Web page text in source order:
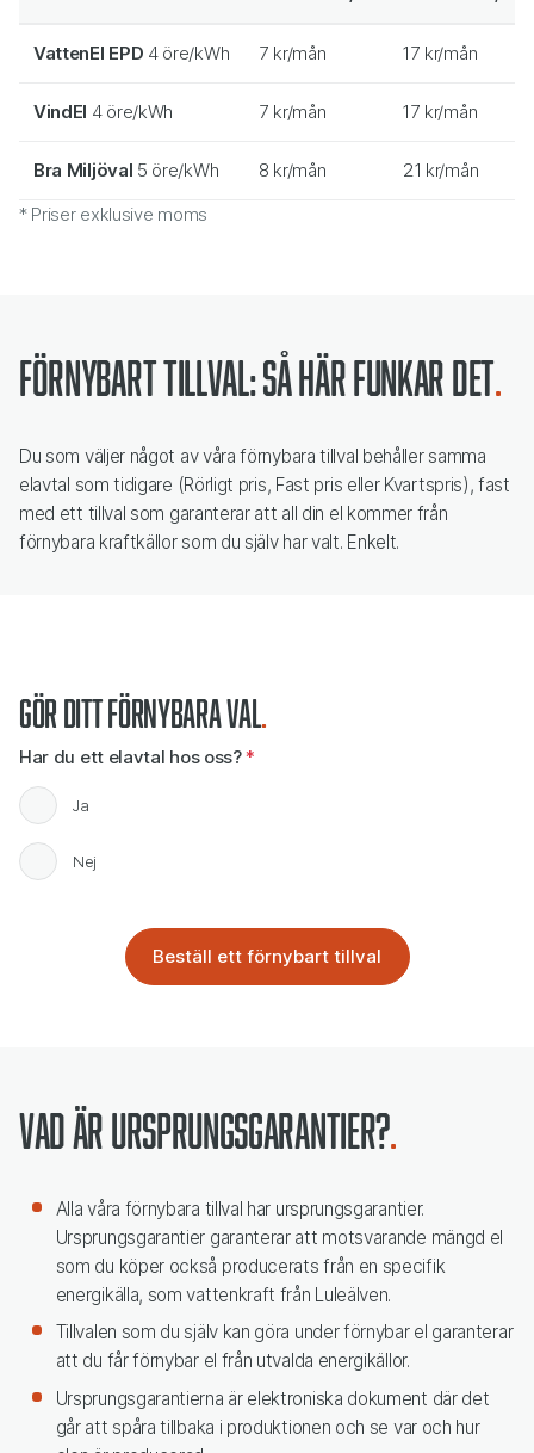
VattenEl EPD 4 öre/kWh 7 kr/mån 17 kr/mån
VindEl 4 öre/kWh 7 kr/mån 17 kr/mån
Bra Miljöval 5 öre/kWh 8 kr/mån
21 kr/mån
* Priser exklusive moms
Förnybart tillval: så här funkar det
Du som väljer något av våra förnybara tillval behåller samma
elavtal som tidigare (Rörligt pris, Fast pris eller Kvartspris), fast
med ett tillval som garanterar att all din el kommer från
förnybara kraftkällor som du själv har valt. Enkelt.
Gör ditt förnybara val
Har du ett elavtal hos oss?
Har du ett elavtal hos oss?*
Ja
Nej
Vad är ursprungsgarantier?
Alla våra förnybara tillval har ursprungsgarantier.
Ursprungsgarantier garanterar att motsvarande mängd el
som du köper också producerats från en specifik
energikälla, som vattenkraft från Luleälven.
Tillvalen som du själv kan göra under förnybar el garanterar
att du får förnybar el från utvalda energikällor.
Ursprungsgarantierna är elektroniska dokument där det
går att spåra tillbaka i produktionen och se var och hur